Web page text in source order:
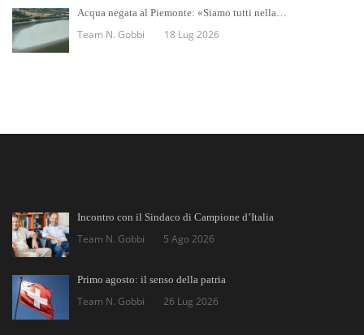
Acqua negata al Piemonte: «Siamo tutti nella…
Team N. Gobbi 18 Lug 2026
Incontro con il Sindaco di Campione d’Italia
Team N. Gobbi 5 Ago 2026
Primo agosto: il senso della patria
Team N. Gobbi 26 Lug 2026